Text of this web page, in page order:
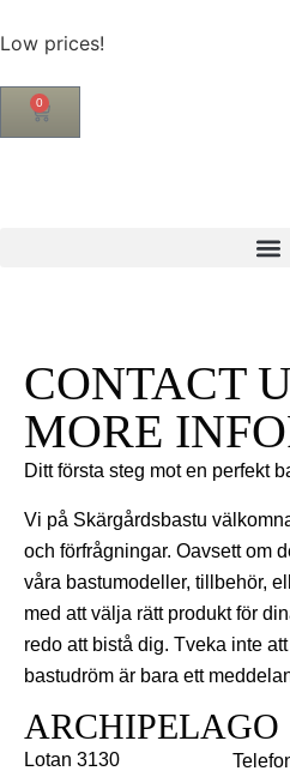
Low prices!
0
CONTACT
MORE
Ditt första steg mot en perfekt
Vi på Skärgårdsbastu
och förfrågningar. Oavsett om
våra bastumodeller, tillbehör,
med att välja rätt produkt för
redo att bistå dig. Tveka inte
bastudröm är bara ett
Lotan 3130